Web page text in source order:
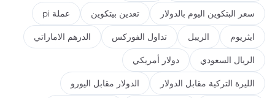
سعر البتكوين اليوم بالدولار تعدين بيتكوين عملة pi
ايثريوم الريبل تداول الفوركس الدرهم الاماراتي
الريال السعودي دولار أمريكي
الليرة التركية مقابل الدولار الدولار مقابل اليورو